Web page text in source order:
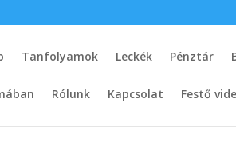
Tanfolyamok Leckék Pénztár
Rólunk Kapcsolat Festő